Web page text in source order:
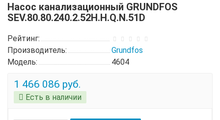
Насос канализационный GRUNDFOS
SEV.80.80.240.2.52H.H.Q.N.51D
Рейтинг:
Производитель:
Grundfos
Модель:
4604
1 466 086 руб.
Есть в наличии